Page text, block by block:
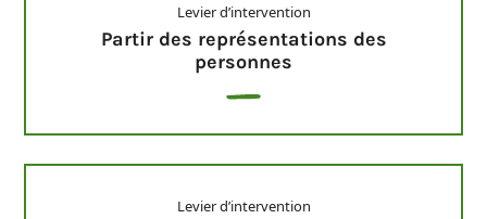
Levier d’intervention
Partir des représentations des
personnes
Levier d’intervention